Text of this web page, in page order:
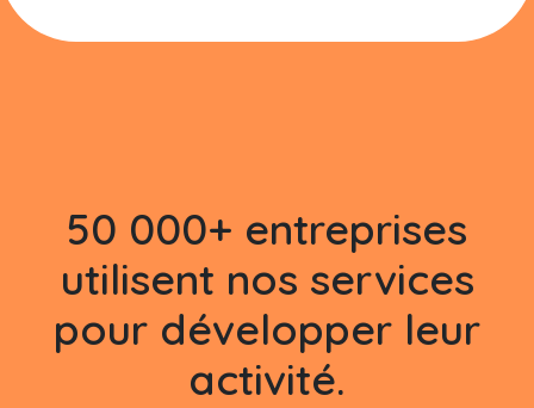
50 000+ entreprises
utilisent nos services
pour développer leur
activité.